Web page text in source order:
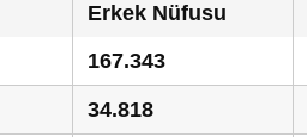
Erkek Nüfusu
167.343
34.818